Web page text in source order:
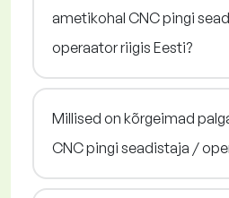
ametikohal CNC pingi
operaator riigis Eesti?
Millised on kõrgeimad
CNC pingi seadistaja /